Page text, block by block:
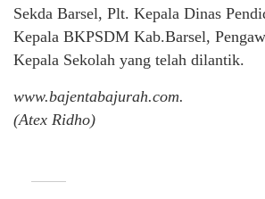
Sekda Barsel, Plt. Kepala Dinas
Kepala BKPSDM Kab.Barsel,
Kepala Sekolah yang telah dilantik.
www.bajentabajurah.com.
(Atex Ridho)